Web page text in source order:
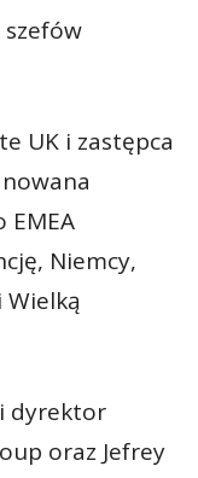
UK i zastępca
EMEA
Niemcy,
Wielką
i dyrektor
oraz Jefrey